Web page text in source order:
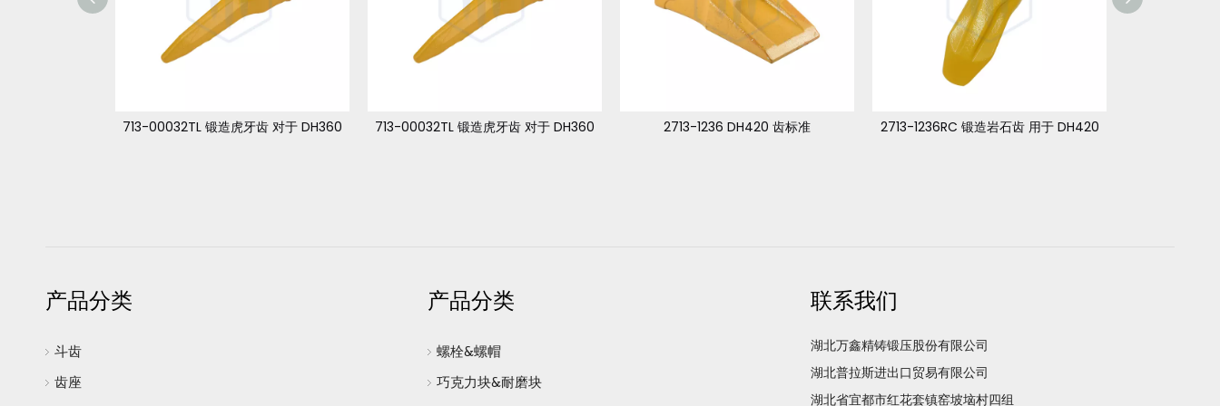
713-00032TL 锻造虎牙齿 对于 DH360 713-00032TL 锻造虎牙齿 对于 DH360 2713-1236 DH420 齿标准 2713-1236RC 锻造岩石齿 用于 DH420
产品分类
斗齿
齿座
产品分类
螺栓&螺帽
巧克力块&耐磨块
联系我们
湖北万鑫精铸锻压股份有限公司
湖北普拉斯进出口贸易有限公司
湖北省宜都市红花套镇窑坡垴村四组